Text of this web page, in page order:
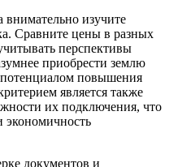
внимательно изучите
Сравните цены в разных
перспективы
приобрести землю
повышения
является также
их подключения, что
экономичность
документов и